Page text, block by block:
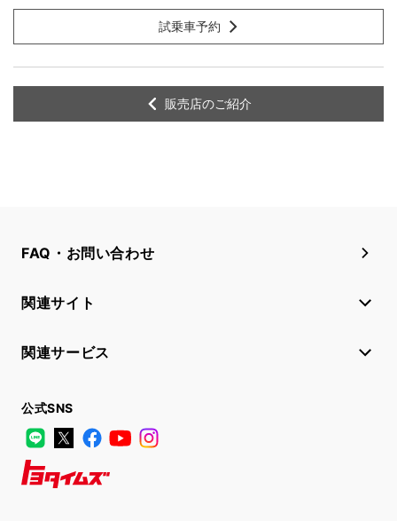
試乗車予約
販売店のご紹介
FAQ・お問い合わせ
関連サイト
関連サービス
公式SNS
LINE
X FacebookYouTube